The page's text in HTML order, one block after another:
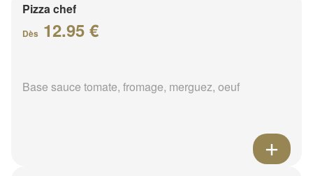
Pizza chef
Dès 12.95 €
Base sauce tomate, fromage, merguez, oeuf